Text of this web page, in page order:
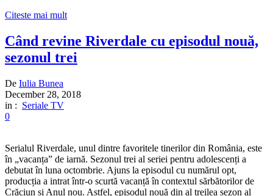
Citeste mai mult
Când revine Riverdale cu episodul nouă,
sezonul trei
De Iulia Bunea
December 28, 2018
in : Seriale TV
0
Serialul Riverdale, unul dintre favoritele tinerilor din România, este
în „vacanța” de iarnă. Sezonul trei al seriei pentru adolescenți a
debutat în luna octombrie. Ajuns la episodul cu numărul opt,
producția a intrat într-o scurtă vacanță în contextul sărbătorilor de
Crăciun și Anul nou. Astfel, episodul nouă din al treilea sezon al